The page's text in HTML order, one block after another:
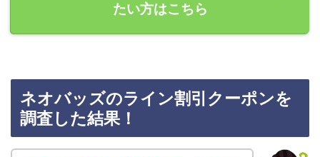
たい方はこちら
ネオバッズのライン割引クーポンを
調査した結果！